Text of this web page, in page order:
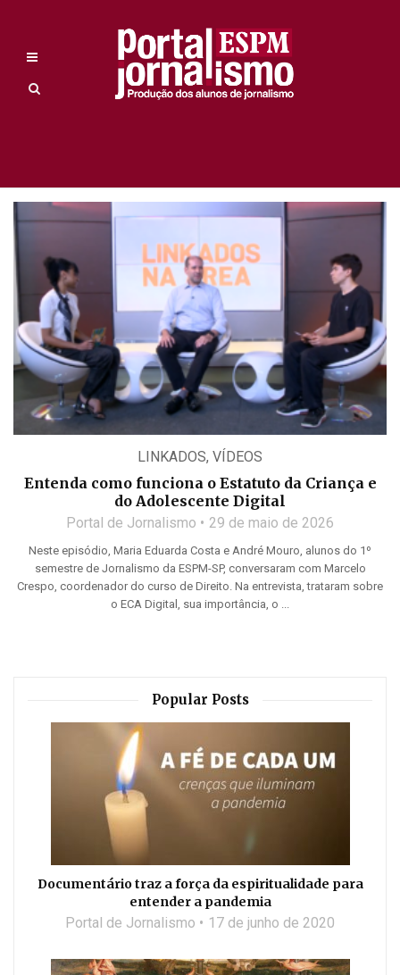
LINKADOS, VÍDEOS
Entenda como funciona o Estatuto da Criança e
do Adolescente Digital
Portal de Jornalismo 29 de maio de 2026
Neste episódio, Maria Eduarda Costa e André Mouro, alunos do 1º
semestre de Jornalismo da ESPM-SP, conversaram com Marcelo
Crespo, coordenador do curso de Direito. Na entrevista, trataram sobre
o ECA Digital, sua importância, o ...
Popular Posts
Documentário traz a força da espiritualidade para
entender a pandemia
Portal de Jornalismo 17 de junho de 2020